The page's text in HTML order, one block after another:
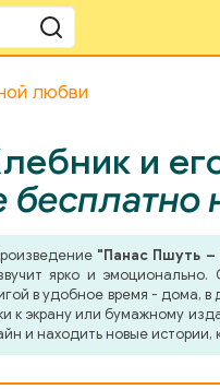
любви
и
"Панас Пшуть –
ярко и эмоционально.
в удобное время - дома,
к экрану или бумажному
и находить новые истории,